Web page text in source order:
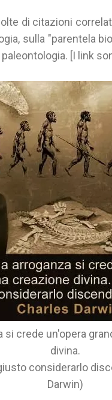
di citazioni
sulla "parentela
[I link
si crede un'opera
divina.
considerarlo
Darwin)